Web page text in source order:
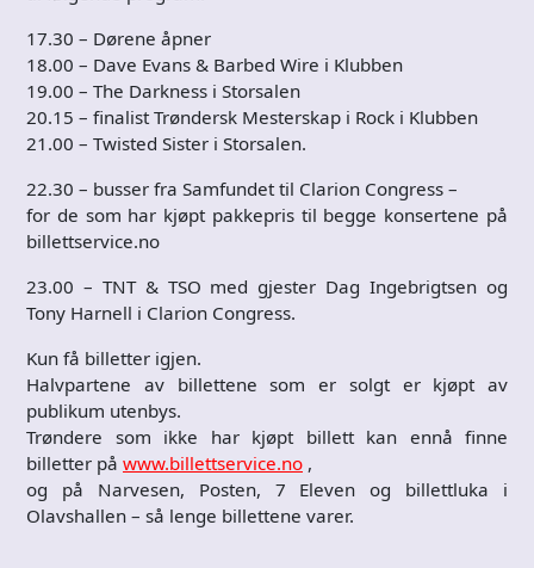
17.30 – Dørene åpner
18.00 – Dave Evans & Barbed Wire i Klubben
19.00 – The Darkness i Storsalen
20.15 – finalist Trøndersk Mesterskap i Rock i Klubben
21.00 – Twisted Sister i Storsalen.
22.30 – busser fra Samfundet til Clarion Congress –
for de som har kjøpt pakkepris til begge konsertene på
billettservice.no
23.00 – TNT & TSO med gjester Dag Ingebrigtsen og
Tony Harnell i Clarion Congress.
Kun få billetter igjen.
Halvpartene av billettene som er solgt er kjøpt av
publikum utenbys.
Trøndere som ikke har kjøpt billett kan ennå finne
billetter på www.billettservice.no ,
og på Narvesen, Posten, 7 Eleven og billettluka i
Olavshallen – så lenge billettene varer.